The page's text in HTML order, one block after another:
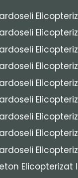
Elicopterizat